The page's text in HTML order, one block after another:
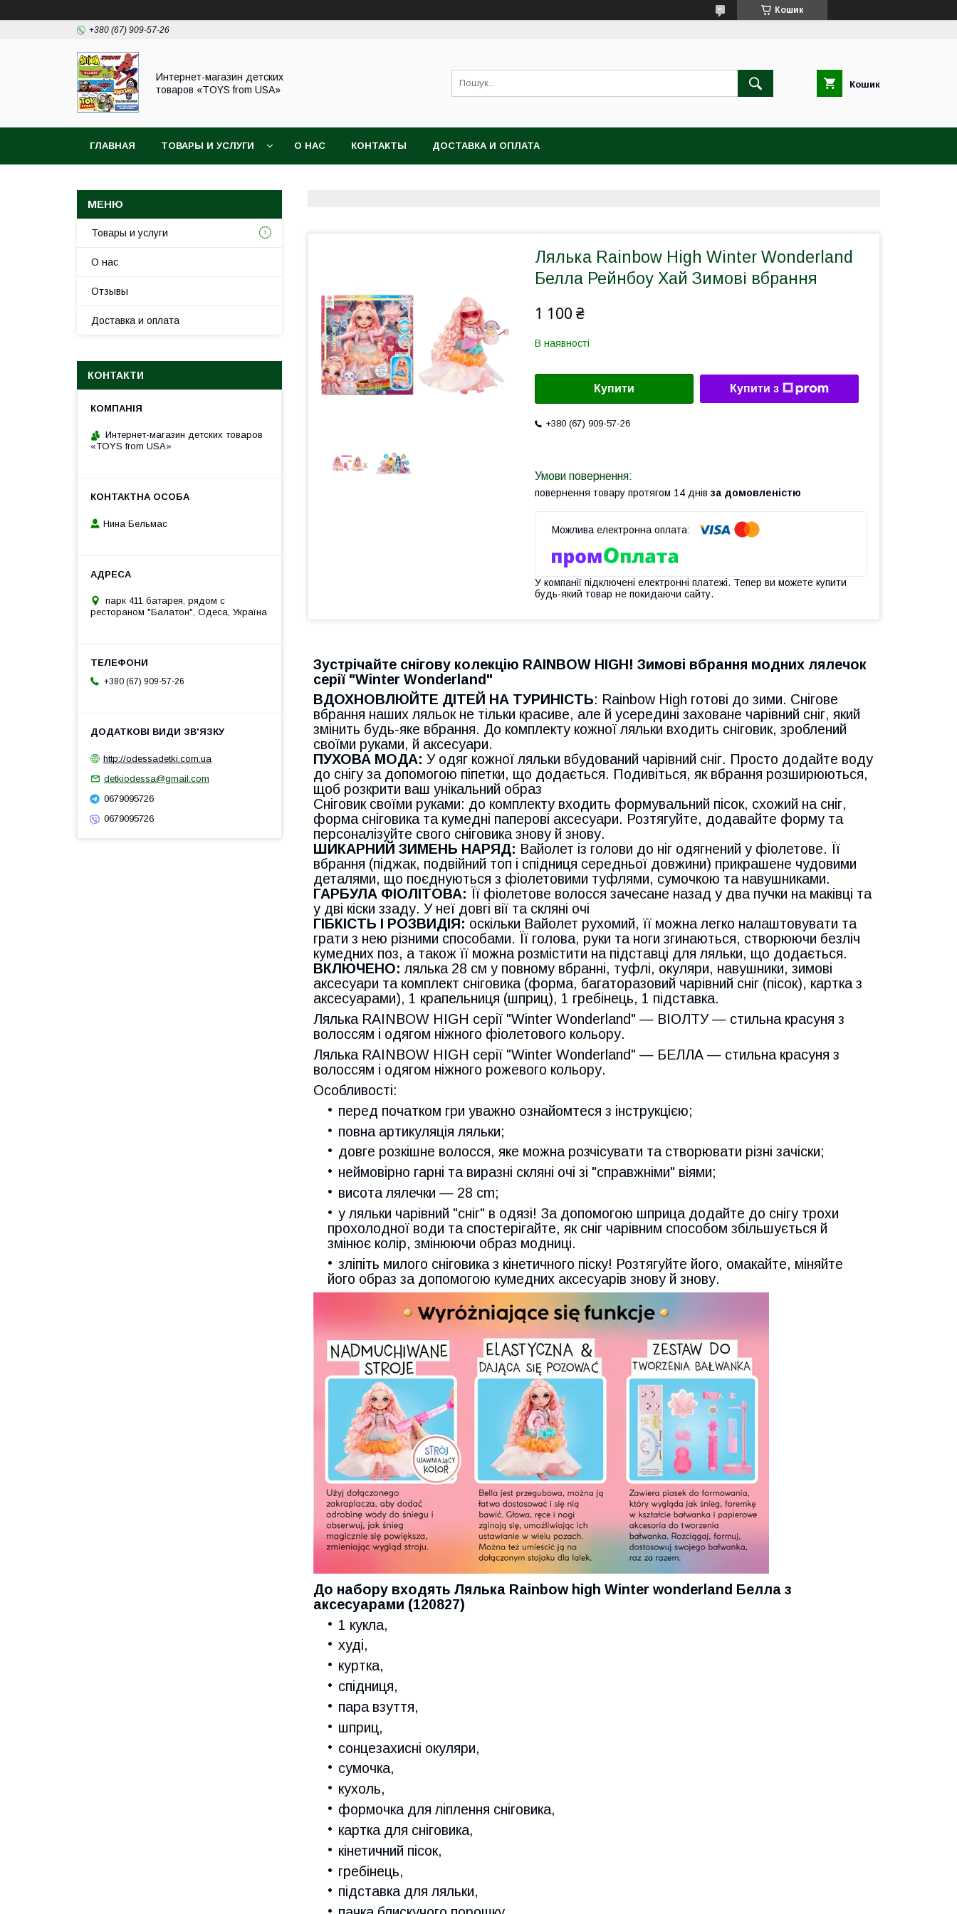
Кошик
+380 (67) 909-57-26
Интернет-магазин детских
товаров «TOYS from USA»
Кошик
ГЛАВНАЯ ТОВАРЫ И УСЛУГИ О НАС КОНТАКТЫ ДОСТАВКА И ОПЛАТА
Лялька Rainbow High Winter Wonderland
Белла Рейнбоу Хай Зимові вбрання
1 100 ₴
В наявності
Купити Купити з
+380 (67) 909-57-26
повернення товару протягом 14 днів за домовленістю
У компанії підключені електронні платежі. Тепер ви можете купити
будь-який товар не покидаючи сайту.
Зустрічайте снігову колекцію RAINBOW HIGH! Зимові вбрання модних лялечок
серії "Winter Wonderland"
ВДОХНОВЛЮЙТЕ ДІТЕЙ НА ТУРИНІСТЬ: Rainbow High готові до зими. Снігове
вбрання наших ляльок не тільки красиве, але й усередині заховане чарівний сніг, який
змінить будь-яке вбрання. До комплекту кожної ляльки входить сніговик, зроблений
своїми руками, й аксесуари.
ПУХОВА МОДА: У одяг кожної ляльки вбудований чарівний сніг. Просто додайте воду
до снігу за допомогою піпетки, що додається. Подивіться, як вбрання розширюються,
щоб розкрити ваш унікальний образ
Сніговик своїми руками: до комплекту входить формувальний пісок, схожий на сніг,
форма сніговика та кумедні паперові аксесуари. Розтягуйте, додавайте форму та
персоналізуйте свого сніговика знову й знову.
ШИКАРНИЙ ЗИМЕНЬ НАРЯД: Вайолет із голови до ніг одягнений у фіолетове. Її
вбрання (піджак, подвійний топ і спідниця середньої довжини) прикрашене чудовими
деталями, що поєднуються з фіолетовими туфлями, сумочкою та навушниками.
ГАРБУЛА ФІОЛІТОВА: Її фіолетове волосся зачесане назад у два пучки на маківці та
у дві кіски ззаду. У неї довгі вії та скляні очі
ГІБКІСТЬ І РОЗВИДІЯ: оскільки Вайолет рухомий, її можна легко налаштовувати та
грати з нею різними способами. Її голова, руки та ноги згинаються, створюючи безліч
кумедних поз, а також її можна розмістити на підставці для ляльки, що додається.
ВКЛЮЧЕНО: лялька 28 см у повному вбранні, туфлі, окуляри, навушники, зимові
аксесуари та комплект сніговика (форма, багаторазовий чарівний сніг (пісок), картка з
аксесуарами), 1 крапельниця (шприц), 1 гребінець, 1 підставка.
Лялька RAINBOW HIGH серії "Winter Wonderland" — ВІОЛТУ — стильна красуня з
волоссям і одягом ніжного фіолетового кольору.
Лялька RAINBOW HIGH серії "Winter Wonderland" — БЕЛЛА — стильна красуня з
волоссям і одягом ніжного рожевого кольору.
Особливості:
перед початком гри уважно ознайомтеся з інструкцією;
повна артикуляція ляльки;
довге розкішне волосся, яке можна розчісувати та створювати різні зачіски;
неймовірно гарні та виразні скляні очі зі "справжніми" віями;
висота лялечки — 28 cm;
у ляльки чарівний "сніг" в одязі! За допомогою шприца додайте до снігу трохи
прохолодної води та спостерігайте, як сніг чарівним способом збільшується й
змінює колір, змінюючи образ модниці.
зліпіть милого сніговика з кінетичного піску! Розтягуйте його, омакайте, міняйте
його образ за допомогою кумедних аксесуарів знову й знову.
До набору входять Лялька Rainbow high Winter wonderland Белла з
аксесуарами (120827)
1 кукла,
худі,
куртка,
спідниця,
пара взуття,
шприц,
сонцезахисні окуляри,
сумочка,
кухоль,
формочка для ліплення сніговика,
картка для сніговика,
кінетичний пісок,
гребінець,
підставка для ляльки,
Товары и услуги
О нас
Отзывы
Доставка и оплата
КОНТАКТИ
Интернет-магазин детских товаров
«TOYS from USA»
Нина Бельмас
парк 411 батарея, рядом с
рестораном "Балатон", Одеса, Україна
+380 (67) 909-57-26
http://odessadetki.com.ua
detkiodessa@gmail.com
0679095726
0679095726